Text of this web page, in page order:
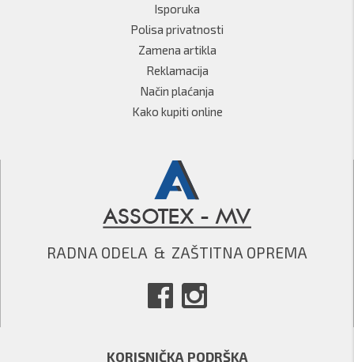
Isporuka
Polisa privatnosti
Zamena artikla
Reklamacija
Način plaćanja
Kako kupiti online
RADNA ODELA  &  ZAŠTITNA OPREMA
KORISNIČKA PODRŠKA